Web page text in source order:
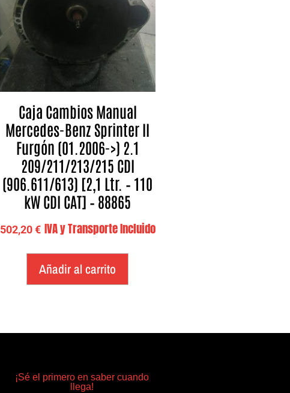
Caja Cambios Manual
Mercedes-Benz Sprinter II
Furgón (01.2006->) 2.1
209/211/213/215 CDI
(906.611/613) [2,1 Ltr. – 110
kW CDI CAT] – 88865
502,20€ IVA y Transporte Incluido
Añadir al carrito
¡Sé el primero en saber cuando
llega!